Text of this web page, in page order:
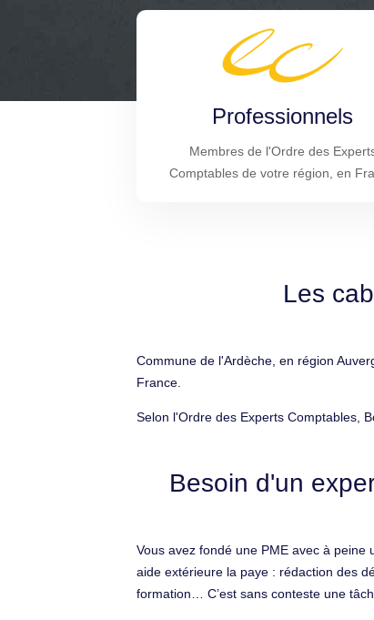
Professionnels
Membres de l'Ordre des
Comptables de votre région, en
Les
Commune de l'Ardèche, en région
France.
Selon l'Ordre des Experts Comptables,
Besoin d'un
Vous avez fondé une PME avec à
aide extérieure la paye : rédaction des
formation… C’est sans conteste une